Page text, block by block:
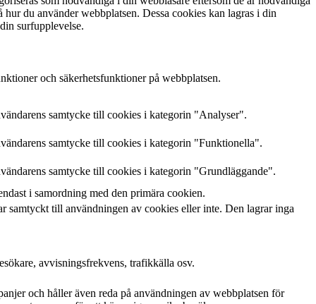
du använder webbplatsen. Dessa cookies kan lagras i din
surfupplevelse.
och säkerhetsfunktioner på webbplatsen.
samtycke till cookies i kategorin "Analyser".
samtycke till cookies i kategorin "Funktionella".
samtycke till cookies i kategorin "Grundläggande".
i samordning med den primära cookien.
samtyckt till användningen av cookies eller inte. Den lagrar inga
avvisningsfrekvens, trafikkälla osv.
och håller även reda på användningen av webbplatsen för